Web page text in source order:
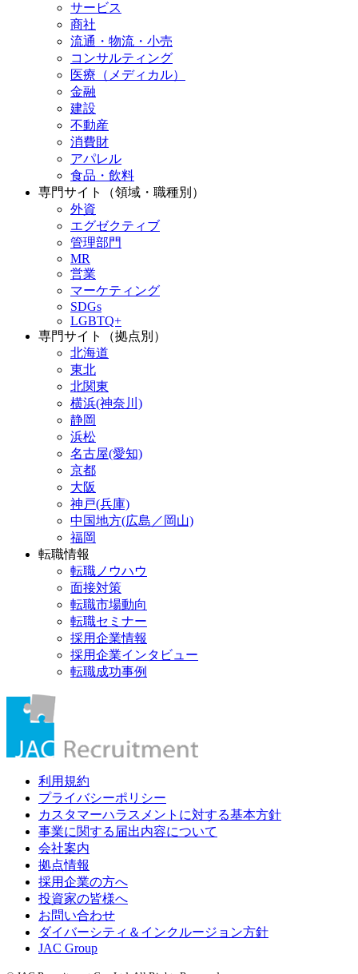
サービス
商社
流通・物流・小売
コンサルティング
医療（メディカル）
金融
建設
不動産
消費財
アパレル
食品・飲料
専門サイト（領域・職種別）
外資
エグゼクティブ
管理部門
MR
営業
マーケティング
SDGs
LGBTQ+
専門サイト（拠点別）
北海道
東北
北関東
横浜(神奈川)
静岡
浜松
名古屋(愛知)
京都
大阪
神戸(兵庫)
中国地方(広島／岡山)
福岡
転職情報
転職ノウハウ
面接対策
転職市場動向
転職セミナー
採用企業情報
採用企業インタビュー
転職成功事例
利用規約
プライバシーポリシー
カスタマーハラスメントに対する基本方針
事業に関する届出内容について
会社案内
拠点情報
採用企業の方へ
投資家の皆様へ
お問い合わせ
ダイバーシティ＆インクルージョン方針
JAC Group